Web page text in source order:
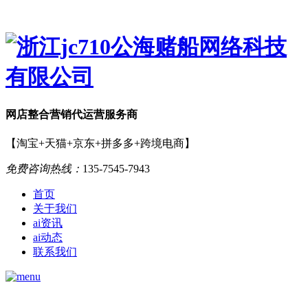
网店整合营销代运营服务商
【淘宝+天猫+京东+拼多多+跨境电商】
免费咨询热线： 135-7545-7943
首页
关于我们
ai资讯
ai动态
联系我们